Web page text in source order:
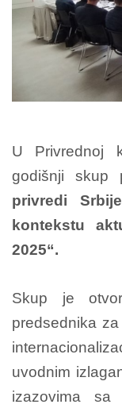
U Privrednoj
godišnji skup
privredi
kontekstu
2025“.
Skup je
predsednika
uvodnim
izazovima